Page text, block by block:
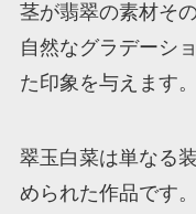
茎が翡翠の素材そ
自然なグラデーシ
た印象を与えます。
翠玉白菜は単なる
められた作品です。